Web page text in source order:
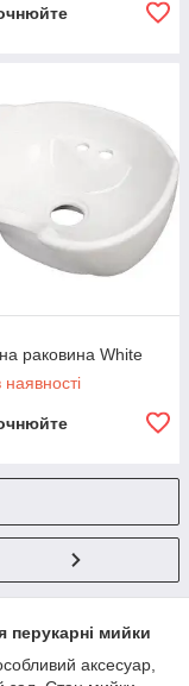
раковина White
мийки
аксесуар,